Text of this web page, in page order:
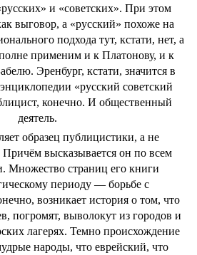
и «советских». При этом
выговор, а «русский» похоже на
подхода тут, кстати, нет, а
применим и к Платонову, и к
Эренбург, кстати, значится в
«русский советский
конечно. И общественный
деятель.
образец публицистики, а не
Причём высказывается он по всем
Множество страниц его книги
периоду — борьбе с
возникает история о том, что
погромят, выволокут из городов и
лагерях. Темно происхождение
народы, что еврейский, что